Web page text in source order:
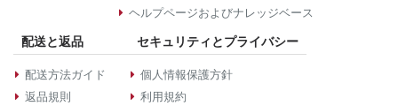
ヘルプページおよびナレッジベース
配送と返品
配送方法ガイド
返品規則
セキュリティとプライバシー
個人情報保護方針
利用規約